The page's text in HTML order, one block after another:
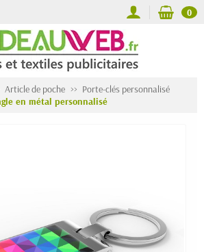
0
Article de poche
Porte-clés personnalisé
en métal personnalisé